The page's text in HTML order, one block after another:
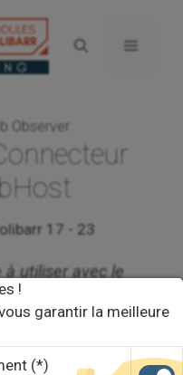
Observer
17 - 23
à utiliser avec le
à installer sur
il permet d'envoyer
module WebHost.
!
garantir la meilleure
(*)